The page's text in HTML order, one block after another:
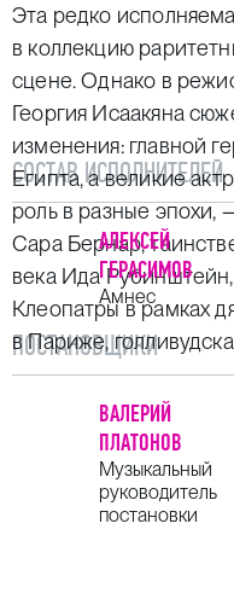
Эта редко
в коллекцию
сцене. Однако в
Георгия Исаакяна
изменения: главной
Египта, а великие
роль в разные эпохи,
Сара Бернар,
века Ида
Клеопатры в рамках
в Париже,
СОСТАВ ИСПОЛНИТЕЛЕЙ
АЛЕКСЕЙ
ГЕРАСИМОВ
Амнес
ПОСТАНОВЩИКИ
ВАЛЕРИЙ
ПЛАТОНОВ
Музыкальный
руководитель
постановки